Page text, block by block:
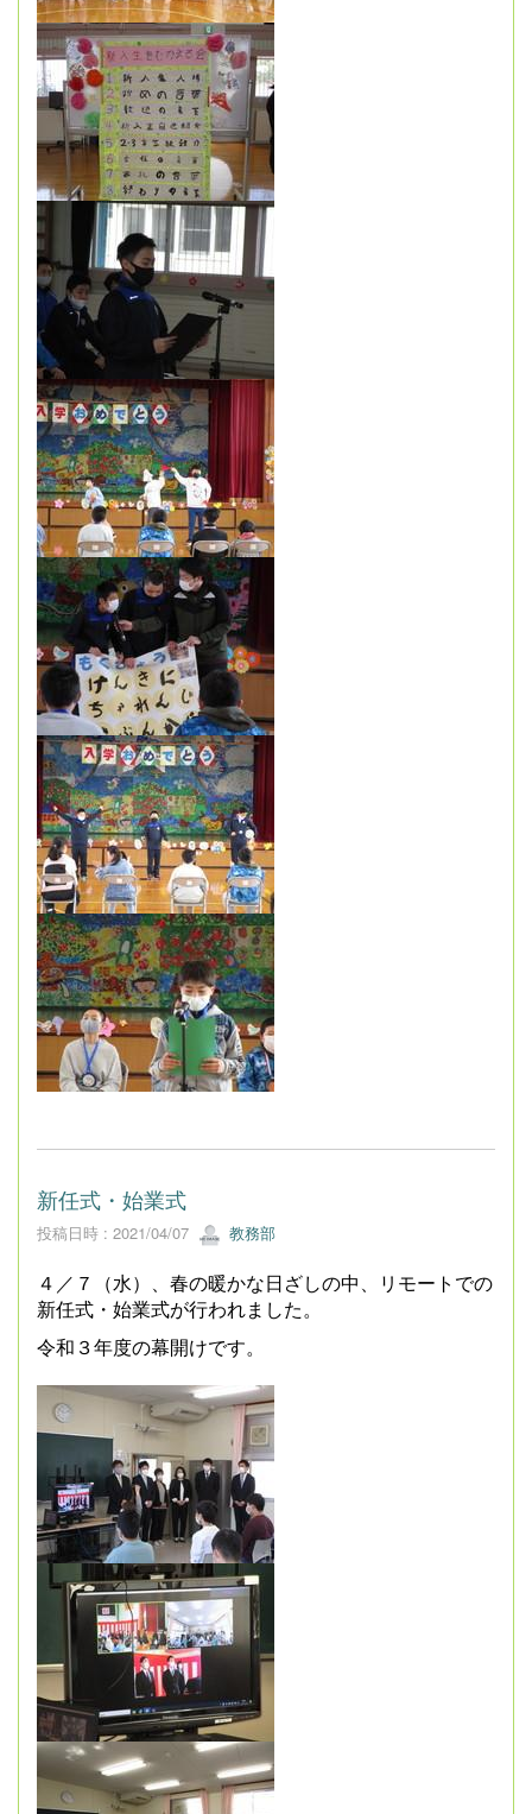
新任式・始業式
投稿日時 : 2021/04/07 教務部
４／７（水）、春の暖かな日ざしの中、リモートでの
新任式・始業式が行われました。
令和３年度の幕開けです。